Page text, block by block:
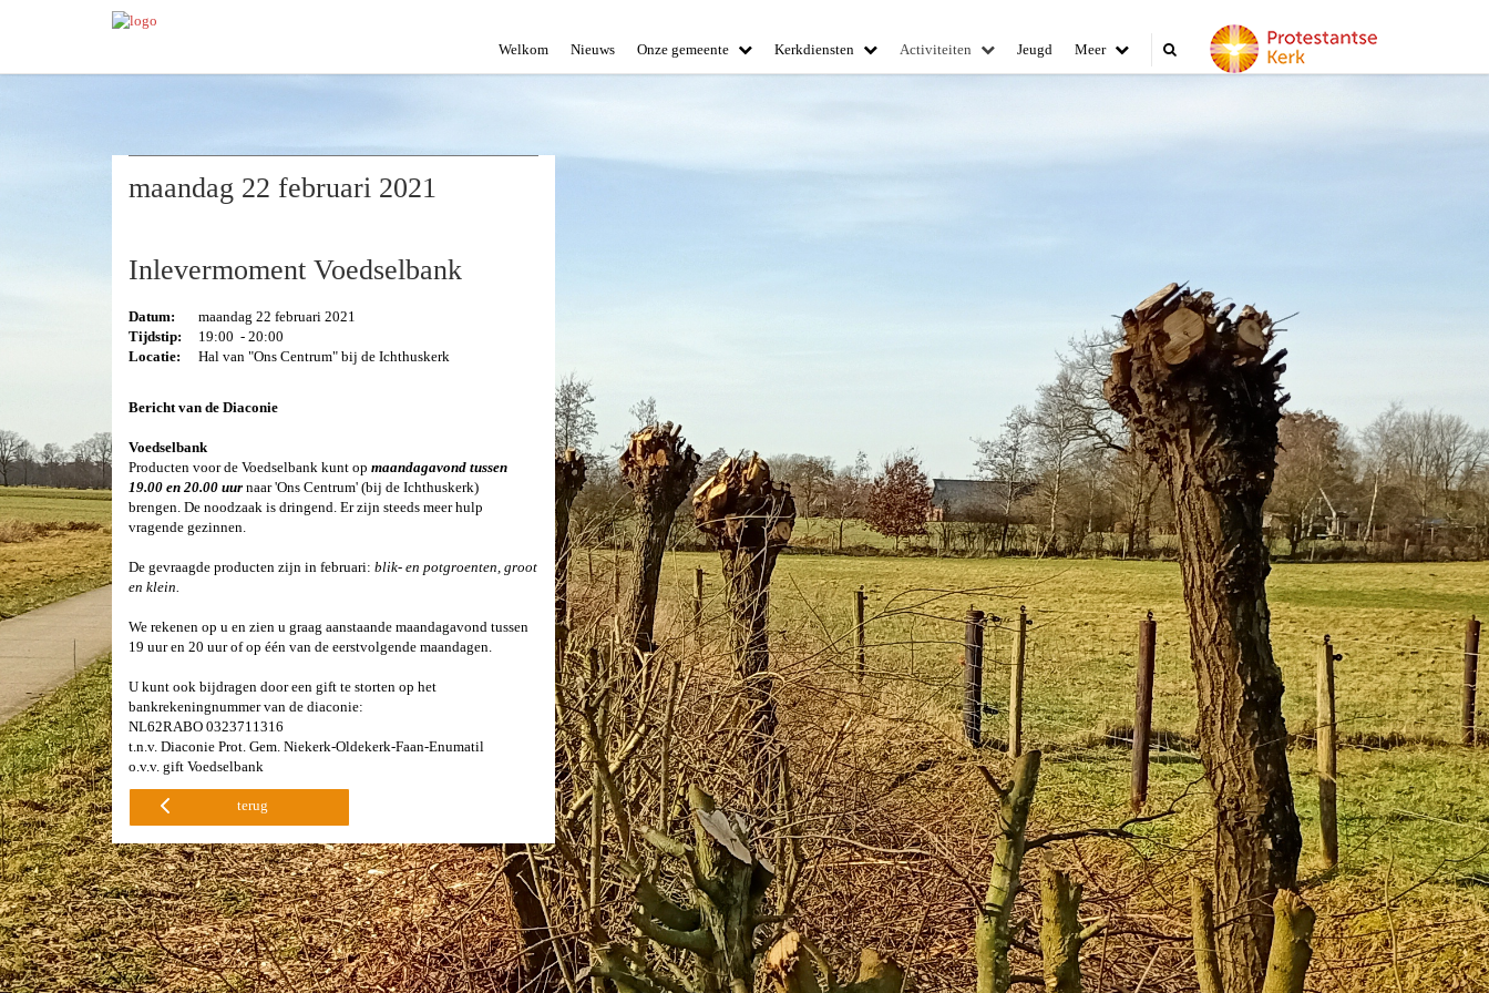
Welkom Nieuws Onze gemeente Kerkdiensten Activiteiten Jeugd Meer
maandag 22 februari 2021
Inlevermoment Voedselbank
Datum:
maandag 22 februari 2021
Tijdstip:
19:00 - 20:00
Locatie:
Hal van "Ons Centrum" bij de Ichthuskerk
Bericht van de Diaconie
Voedselbank
Producten voor de Voedselbank kunt op maandagavond tussen
19.00 en 20.00 uur naar 'Ons Centrum' (bij de Ichthuskerk)
brengen. De noodzaak is dringend. Er zijn steeds meer hulp
vragende gezinnen.
De gevraagde producten zijn in februari: blik- en potgroenten, groot
en klein.
We rekenen op u en zien u graag aanstaande maandagavond tussen
19 uur en 20 uur of op één van de eerstvolgende maandagen.
U kunt ook bijdragen door een gift te storten op het
bankrekeningnummer van de diaconie:
NL62RABO 0323711316
t.n.v. Diaconie Prot. Gem. Niekerk-Oldekerk-Faan-Enumatil
o.v.v. gift Voedselbank
terug